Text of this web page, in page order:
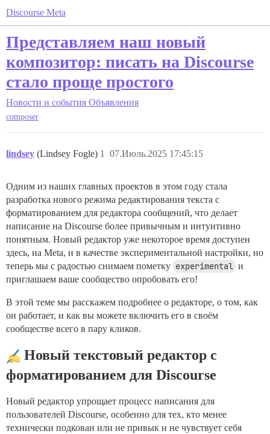
Discourse Meta
Представляем наш новый
композитор: писать на Discourse
стало проще простого
Новости и события Объявления
composer
lindsey (Lindsey Fogle) 07.Июль.2025 17:45:15
1
Одним из наших главных проектов в этом году стала
разработка нового режима редактирования текста с
форматированием для редактора сообщений, что делает
написание на Discourse более привычным и интуитивно
понятным. Новый редактор уже некоторое время доступен
здесь, на Meta, и в качестве экспериментальной настройки, но
теперь мы с радостью снимаем пометку experimental и
приглашаем ваше сообщество опробовать его!
В этой теме мы расскажем подробнее о редакторе, о том, как
он работает, и как вы можете включить его в своём
сообществе всего в пару кликов.
Новый текстовый редактор с
форматированием для Discourse
Новый редактор упрощает процесс написания для
пользователей Discourse, особенно для тех, кто менее
технически подкован или не привык и не чувствует себя